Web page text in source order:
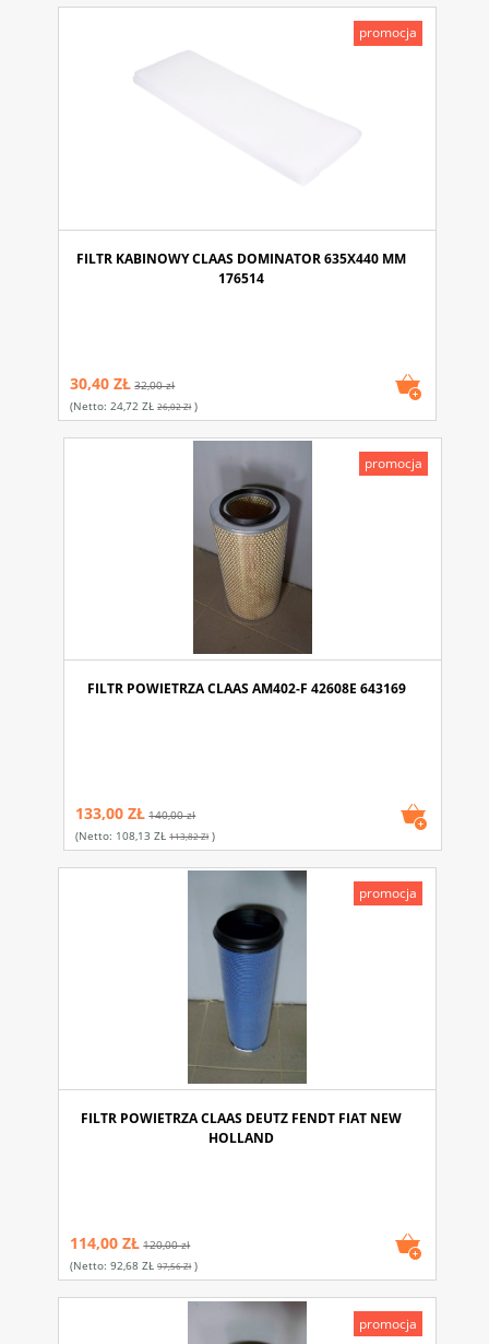
FILTR KABINOWY CLAAS DOMINATOR 635X440 MM
176514
30,40 ZŁ 32,00 zł
(netto: 24,72 ZŁ 26,02 Zł)
promocja
FILTR POWIETRZA CLAAS AM402-F 42608E 643169
133,00 ZŁ 140,00 zł
(netto: 108,13 ZŁ 113,82 Zł)
promocja
FILTR POWIETRZA CLAAS DEUTZ FENDT FIAT NEW
HOLLAND
114,00 ZŁ 120,00 zł
(netto:92,68 ZŁ 97,56 Zł)
promocja
promocja